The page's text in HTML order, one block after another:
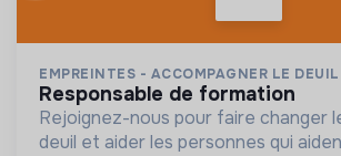
EMPREINTES - ACCOMPAGNER LE DEUIL
responsable de formation
Rejoignez-nous pour faire changer
deuil et aider les personnes qui